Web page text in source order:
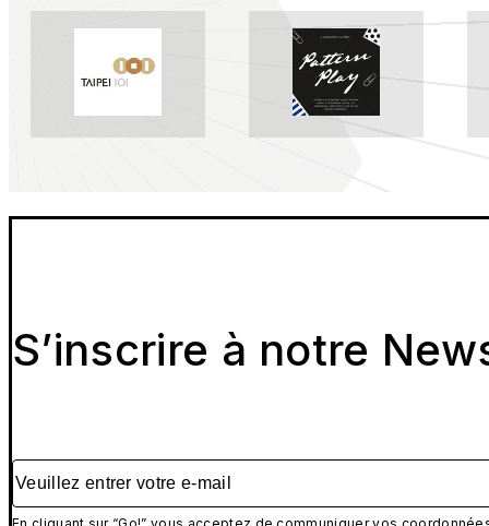
S’inscrire à notre
Veuillez entrer votre e-mail